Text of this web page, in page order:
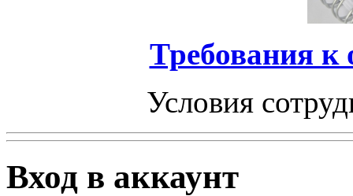
Требования к
Условия
Вход в аккаунт